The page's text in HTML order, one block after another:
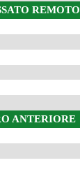
REMOTO
ANTERIORE